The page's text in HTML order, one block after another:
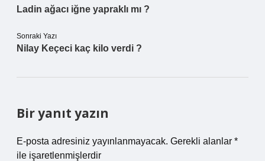
Ladin ağacı iğne yapraklı mı ?
Sonraki Yazı
Nilay Keçeci kaç kilo verdi ?
Bir yanıt yazın
E-posta adresiniz yayınlanmayacak. Gerekli alanlar *
ile işaretlenmişlerdir